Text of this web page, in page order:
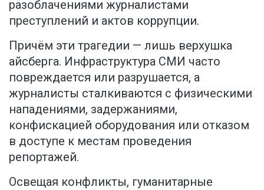
разоблачениями журналистами
преступлений и актов коррупции.
Причём эти трагедии — лишь верхушка
айсберга. Инфраструктура СМИ часто
повреждается или разрушается, а
журналисты сталкиваются с физическими
нападениями, задержаниями,
конфискацией оборудования или отказом
в доступе к местам проведения
репортажей.
Освещая конфликты, гуманитарные